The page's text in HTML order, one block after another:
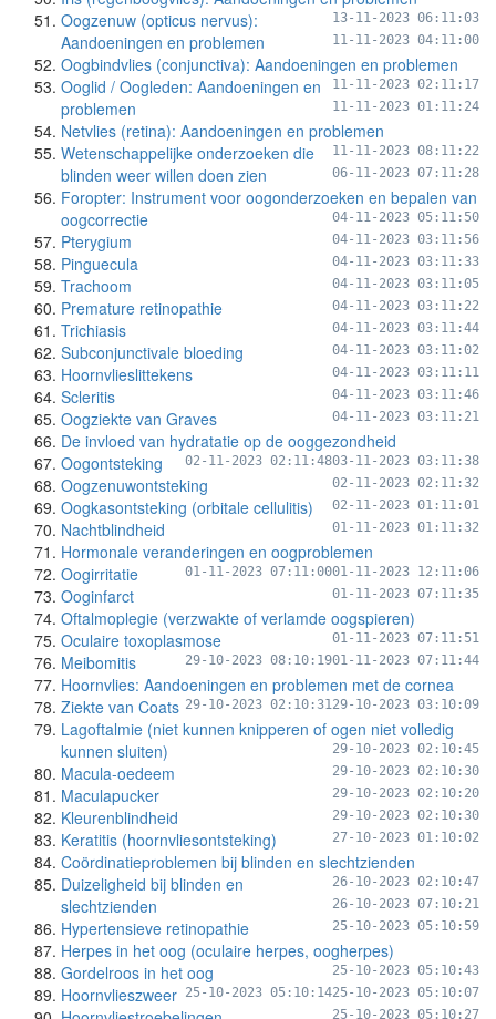
13-11-2023 06:11:03
Oogzenuw (opticus nervus):
Aandoeningen en problemen
11-11-2023 04:11:00
Oogbindvlies (conjunctiva): Aandoeningen en problemen
11-11-2023 02:11:17
Ooglid / Oogleden: Aandoeningen en
problemen
11-11-2023 01:11:24
Netvlies (retina): Aandoeningen en problemen
11-11-2023 08:11:22
Wetenschappelijke onderzoeken die
blinden weer willen doen zien
06-11-2023 07:11:28
Foropter: Instrument voor oogonderzoeken en bepalen van
oogcorrectie
04-11-2023 05:11:50
Pterygium 04-11-2023 03:11:56
Pinguecula 04-11-2023 03:11:33
Trachoom 04-11-2023 03:11:05
Premature retinopathie 04-11-2023 03:11:22
Trichiasis 04-11-2023 03:11:44
Subconjunctivale bloeding 04-11-2023 03:11:02
Hoornvlieslittekens 04-11-2023 03:11:11
Scleritis 04-11-2023 03:11:46
Oogziekte van Graves 04-11-2023 03:11:21
De invloed van hydratatie op de ooggezondheid
03-11-2023 03:11:38
Oogontsteking 02-11-2023 02:11:48
Oogzenuwontsteking 02-11-2023 02:11:32
Oogkasontsteking (orbitale cellulitis) 02-11-2023 01:11:01
Nachtblindheid 01-11-2023 01:11:32
Hormonale veranderingen en oogproblemen
01-11-2023 12:11:06
Oogirritatie 01-11-2023 07:11:00
Ooginfarct 01-11-2023 07:11:35
Oftalmoplegie (verzwakte of verlamde oogspieren)
01-11-2023 07:11:51
Oculaire toxoplasmose
01-11-2023 07:11:44
Meibomitis 29-10-2023 08:10:19
Hoornvlies: Aandoeningen en problemen met de cornea
29-10-2023 03:10:09
Ziekte van Coats 29-10-2023 02:10:31
Lagoftalmie (niet kunnen knipperen of ogen niet volledig
kunnen sluiten)
29-10-2023 02:10:45
Macula-oedeem 29-10-2023 02:10:30
Maculapucker 29-10-2023 02:10:20
Kleurenblindheid 29-10-2023 02:10:30
Keratitis (hoornvliesontsteking) 27-10-2023 01:10:02
Coördinatieproblemen bij blinden en slechtzienden
26-10-2023 02:10:47
Duizeligheid bij blinden en
slechtzienden
26-10-2023 07:10:21
Hypertensieve retinopathie 25-10-2023 05:10:59
Herpes in het oog (oculaire herpes, oogherpes)
25-10-2023 05:10:43
Gordelroos in het oog
25-10-2023 05:10:07
Hoornvlieszweer 25-10-2023 05:10:14
25-10-2023 05:10:27